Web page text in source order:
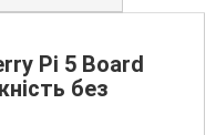
Pi 5 Board
без